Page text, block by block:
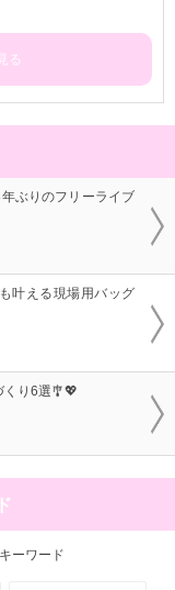
る
ぶりのフリーライブ
叶える現場用バッグ
くり6選🎐💖
ーワード